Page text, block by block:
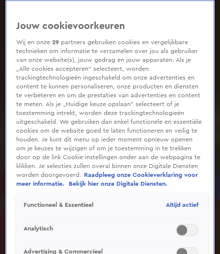
Deze video is niet beschikbaar op je huidige locatie
Jouw cookievoorkeuren
Wij en onze29 partners gebruiken cookies en vergelijkbare
technieken om informatie te verzamelen over jou als gebruiker
van onze website(s), jouw gedrag en jouw apparaten. Als je
„Alle cookies accepteren” selecteert, worden
trackingtechnologieën ingeschakeld om onze advertenties en
content te kunnen personaliseren, onze producten en diensten
te verbeteren en om de prestaties van advertenties en content
te meten. Als je „Huidige keuze opslaan” selecteert of je
toestemming intrekt, worden deze trackingtechnologieën
uitgeschakeld. We gebruiken dan enkel functionele en essentiële
cookies om de website goed te laten functioneren en veilig te
houden. Je kunt dit menu op ieder moment opnieuw openen
om je keuzes te wijzigen of om je toestemming in te trekken
door op de link Cookie-instellingen onder aan de webpagina te
klikken. Je selecties zullen overal binnen onze Digitale Diensten
worden doorgevoerd.
Raadpleeg onze Cookieverklaring voor
meer informatie.
Bekijk hier onze Digitale Diensten.
Functioneel & Essentieel Altijd actief
Analytisch
Advertising & Commercieel